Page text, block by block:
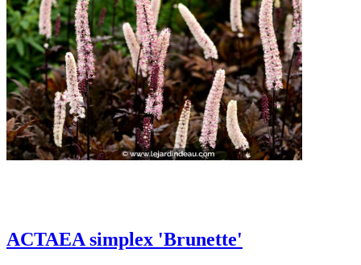
ACTAEA simplex 'Brunette'